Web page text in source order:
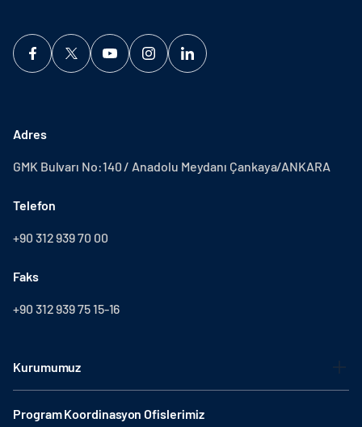
Adres
GMK Bulvarı No:140 / Anadolu Meydanı Çankaya/ANKARA
Telefon
+90 312 939 70 00
Faks
+90 312 939 75 15-16
Kurumumuz
Program Koordinasyon Ofislerimiz